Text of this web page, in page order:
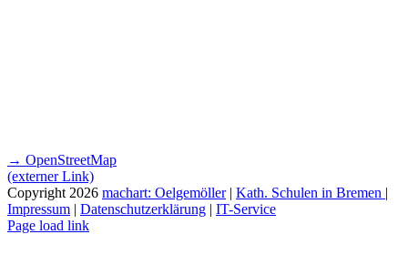
→ OpenStreetMap
(externer Link)
Copyright2026 machart: Oelgemöller| Kath. Schulen in Bremen |
Impressum | Datenschutzerklärung | IT-Service
Page load link